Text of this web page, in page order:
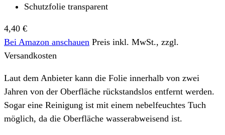
Schutzfolie transparent
4,40 €
Bei Amazon anschauen Preis inkl. MwSt., zzgl.
Versandkosten
Laut dem Anbieter kann die Folie innerhalb von zwei
Jahren von der Oberfläche rückstandslos entfernt werden.
Sogar eine Reinigung ist mit einem nebelfeuchtes Tuch
möglich, da die Oberfläche wasserabweisend ist.